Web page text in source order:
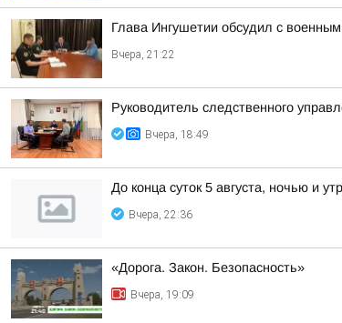
Глава Ингушетии обсудил с
Вчера, 21:22
Руководитель следственного
Вчера, 18:49
До конца суток 5 августа, ночью и
Вчера, 22:36
«Дорога. Закон. Безопасность»
Вчера, 19:09